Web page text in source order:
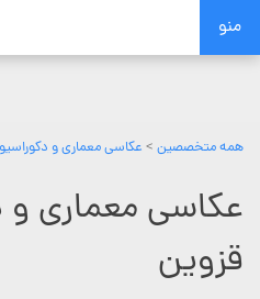
Skip
منو
همه متخصصین > عکاسی معماری و
عکاسی معماری و
قزوین